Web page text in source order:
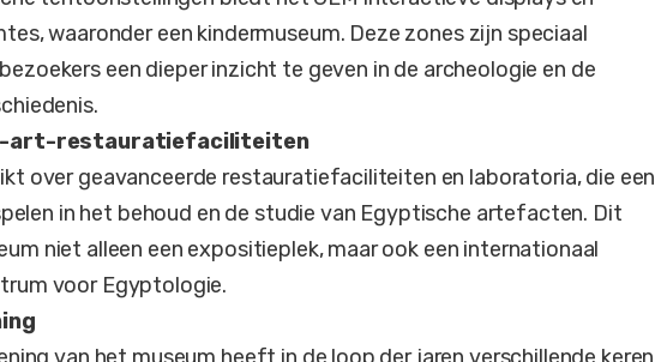
waaronder een kindermuseum. Deze zones zijn speciaal
een dieper inzicht te geven in de archeologie en de
restauratiefaciliteiten
over geavanceerde restauratiefaciliteiten en laboratoria, die een
in het behoud en de studie van Egyptische artefacten. Dit
niet alleen een expositieplek, maar ook een internationaal
voor Egyptologie.